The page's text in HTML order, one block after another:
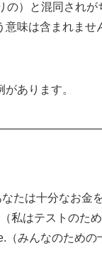
の）と混同され
味は含まれま
あります。
たは十分なお金
私はテストのた
みんなのための